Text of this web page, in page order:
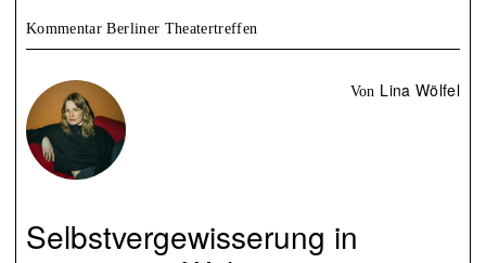
Kommentar Berliner Theatertreffen
von Lina Wölfel
Selbstvergewisserung in